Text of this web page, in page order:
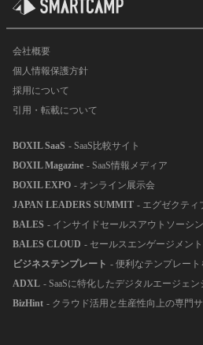
会社概要
個人情報保護方針
採用について
引用・転載について
BOXIL SaaS - SaaS比較サイト
BOXIL Magazine - SaaS情報メディア
BOXIL EXPO - オンライン展示会
JAPAN LEADERS SUMMIT - エグゼクティ
BALES - インサイドセールスアウトソーシ
BALES CLOUD - セールスエンゲージメント
ビジネステンプレート - 便利なテンプレー
ADXL - SaaSに特化したデジタルエージェン
BizHint - クラウド活用と生産性向上の専門サ